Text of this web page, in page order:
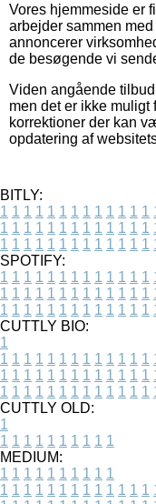
Vores hjemmeside er
arbejder sammen
annoncerer
de besøgende vi
Viden angående
men det er ikke muligt
korrektioner der kan
opdatering af
BITLY:
1 1 1 1 1 1 1 1 1 1 1 1 1
1 1 1 1 1 1 1 1 1 1 1 1 1
1 1 1 1 1 1 1 1 1 1 1 1 1
SPOTIFY:
1 1 1 1 1 1 1 1 1 1 1 1 1
1 1 1 1 1 1 1 1 1 1 1 1 1
1 1 1 1 1 1 1 1 1 1 1 1 1
CUTTLY BIO:
1
1 1 1 1 1 1 1 1 1 1 1 1 1
1 1 1 1 1 1 1 1 1 1 1 1 1
1 1 1 1 1 1 1 1 1 1 1 1 1
CUTTLY OLD:
1
1 1 1 1 1 1 1 1 1 1
MEDIUM:
1 1 1 1 1 1 1 1 1 1
1 1 1 1 1 1 1 1 1 1 1 1 1